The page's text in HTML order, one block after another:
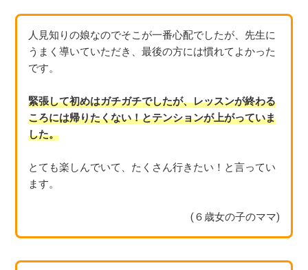
人見知りの娘なのでそこが一番心配でしたが、先生に
うまく導いていただき、最後の方には慣れてよかった
です。
緊張して初めはガチガチでしたが、レッスンが終わる
ころには帰りたくない！とテンションが上がっていま
した。
とても楽しんでいて、たくさん行きたい！と言ってい
ます。
(６歳女の子のママ)